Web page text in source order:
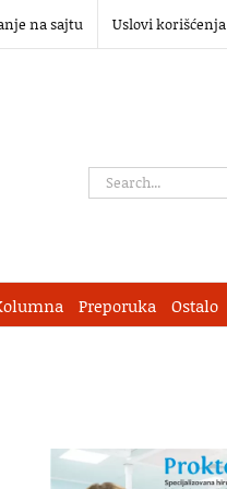
na sajtu Uslovi korišćenja
Search
Preporuka Ostalo